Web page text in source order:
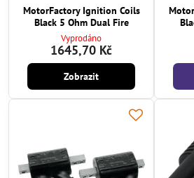
MotorFactory Ignition Coils
Black 5 Ohm Dual Fire
Vyprodáno
1645,70 Kč
Zobrazit